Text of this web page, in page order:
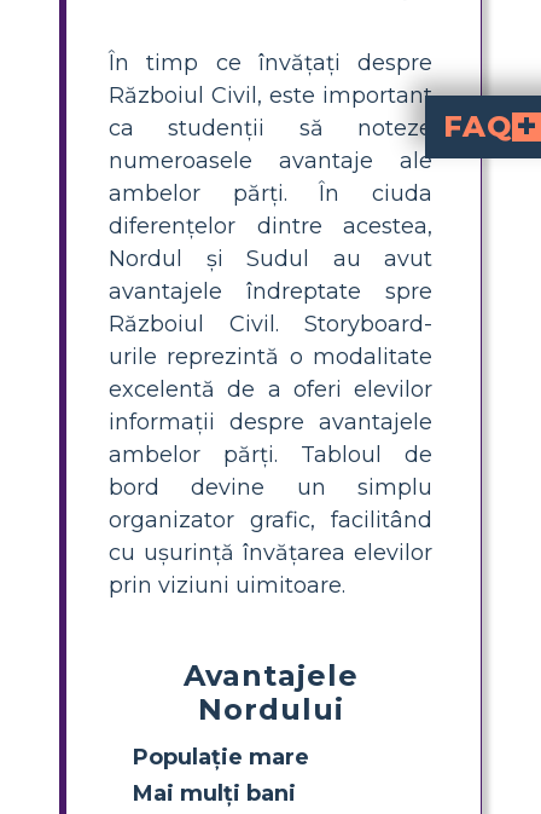
În timp ce învățați despre
Războiul Civil, este important
ca studenții să noteze
numeroasele avantaje ale
ambelor părți. În ciuda
diferențelor dintre acestea,
Nordul și Sudul au avut
avantajele îndreptate spre
Războiul Civil. Storyboard-
urile reprezintă o modalitate
excelentă de a oferi elevilor
informații despre avantajele
ambelor părți. Tabloul de
bord devine un simplu
organizator grafic, facilitând
cu ușurință învățarea elevilor
prin viziuni uimitoare.
Avantajele
Nordului
Populație mare
Mai mulți bani
FAQ